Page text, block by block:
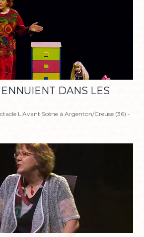
DANS LES
L'Avant Scène à Argenton/Creuse (36) -